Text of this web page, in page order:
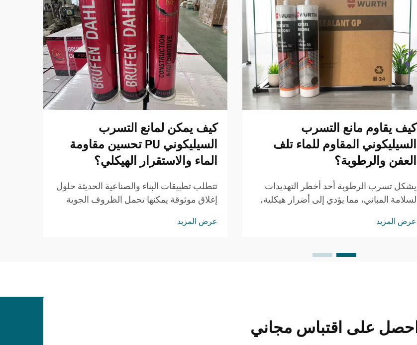
كيف يقاوم مانع التسرب
السيليكوني المقاوم للماء تلف
العفن والرطوبة؟
يشكل تسرب الرطوبة أحد أخطر التهديدات
لسلامة المباني، مما يؤدي إلى أضرار هيكلية،
بشكل متزايد من قِبل المقاولين المحترفين
عرض المزيد
كيف يمكن لمانع التسرب
السيليكوني PU تحسين مقاومة
الماء والاستقرار الهيكلي؟
تتطلب تطبيقات البناء والصناعية الحديثة حلول
إغلاق موثوقة يمكنها تحمل الظروف الجوية
عرض المزيد
احصل على اقتباس مجاني